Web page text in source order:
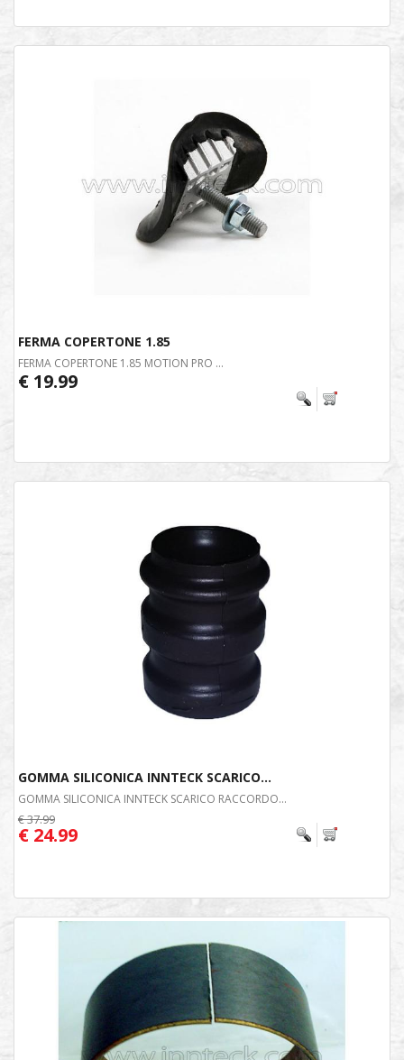
FERMA COPERTONE 1.85
FERMA COPERTONE 1.85 MOTION PRO ...
€ 19.99
GOMMA SILICONICA INNTECK SCARICO...
GOMMA SILICONICA INNTECK SCARICO RACCORDO...
€ 37.99
€ 24.99